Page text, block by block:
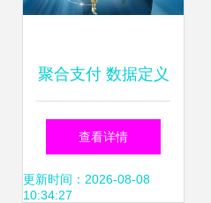
聚合支付 数据定义
未来，互联网数据
服务的融合与创新
查看详情
更新时间：2026-08-08
10:34:27